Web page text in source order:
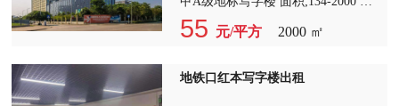
装修:租金价格实惠 大业主直租，含
税价 （一手物业使用率72%） 【园
厅、健身房、游泳池、豪华KTV、大
55 元/平方 2000 ㎡
地铁口红本写字楼出租